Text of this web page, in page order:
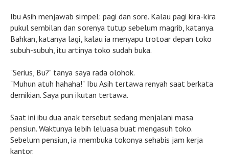
Ibu Asih menjawab simpel: pagi dan sore. Kalau pagi kira-kira
pukul sembilan dan sorenya tutup sebelum magrib, katanya.
Bahkan, katanya lagi, kalau ia menyapu trotoar depan toko
subuh-subuh, itu artinya toko sudah buka.
"Serius, Bu?" tanya saya rada olohok.
"Muhun atuh hahaha!" Ibu Asih tertawa renyah saat berkata
demikian. Saya pun ikutan tertawa.
Saat ini ibu dua anak tersebut sedang menjalani masa
pensiun. Waktunya lebih leluasa buat mengasuh toko.
Sebelum pensiun, ia membuka tokonya sehabis jam kerja
kantor.